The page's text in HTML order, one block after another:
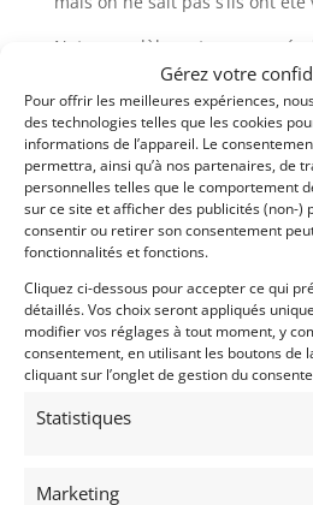
Gérez votre
Pour offrir les meilleures expériences,
des technologies telles que les cookies
informations de l’appareil. Le
permettra, ainsi qu’à nos partenaires, de
personnelles telles que le comportement
sur ce site et afficher des publicités (non-)
consentir ou retirer son consentement
fonctionnalités et fonctions.
Cliquez ci-dessous pour accepter ce qui
détaillés. Vos choix seront appliqués
modifier vos réglages à tout moment, y
consentement, en utilisant les boutons de
cliquant sur l’onglet de gestion du
Statistiques
Marketing
Notre modèle est un coupé
parfait état. Catégorie
Demandez une expertise
Partager cette annonce
Publié: 14 février 2020 (il y a 6 ans)